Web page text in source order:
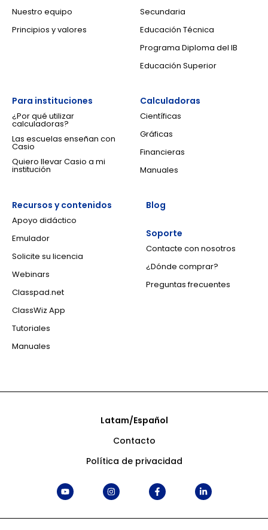
Nuestro equipo
Principios y valores
Secundaria
Educación Técnica
Programa Diploma del IB
Educación Superior
Para instituciones
¿Por qué utilizar
calculadoras?
Las escuelas enseñan con
Casio
Quiero llevar Casio a mi
institución
Calculadoras
Científicas
Gráficas
Financieras
Manuales
Recursos y contenidos
Apoyo didáctico
Emulador
Solicite su licencia
Webinars
Classpad.net
ClassWiz App
Tutoriales
Manuales
Blog
Soporte
Contacte con nosotros
¿Dónde comprar?
Preguntas frecuentes
Latam/Español
Contacto
Política de privacidad